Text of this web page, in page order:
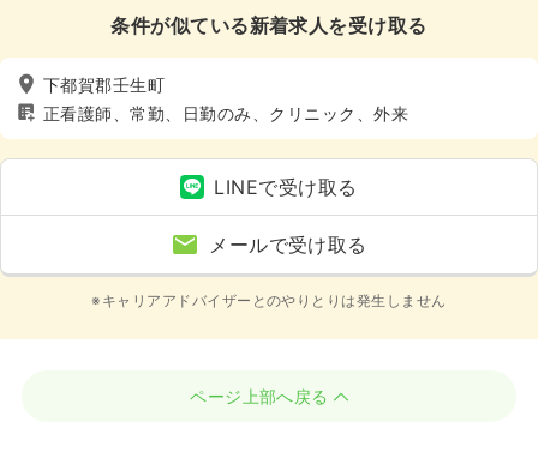
条件が似ている新着求人を受け取る
下都賀郡壬生町
正看護師、常勤、日勤のみ、クリニック、外来
LINEで受け取る
メールで受け取る
※キャリアアドバイザーとのやりとりは発生しません
ページ上部へ戻る